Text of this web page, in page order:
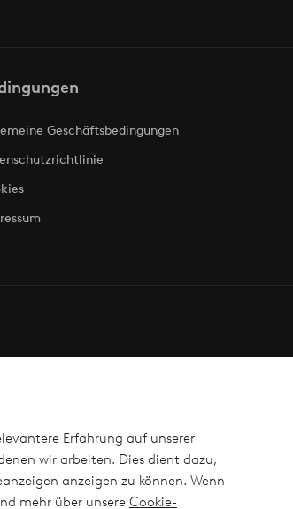
Erfahrung auf unserer
wir arbeiten. Dies dient dazu,
anzeigen zu können. Wenn
mehr über unsere Cookie-
Geschäftsbedingungen